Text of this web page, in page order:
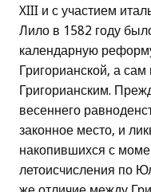
XIII и с участием
Лило в 1582 году
календарную
Григорианской, а
Григорианским.
весеннего
законное место, и
накопившихся с
летоисчисления по